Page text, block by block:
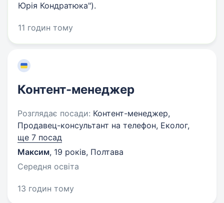
Юрія Кондратюка").
11 годин тому
Контент-менеджер
Розглядає посади: Контент-менеджер,
Продавец-консультант на телефон, Еколог,
ще 7 посад
Максим, 19 років, Полтава
Середня освіта
13 годин тому